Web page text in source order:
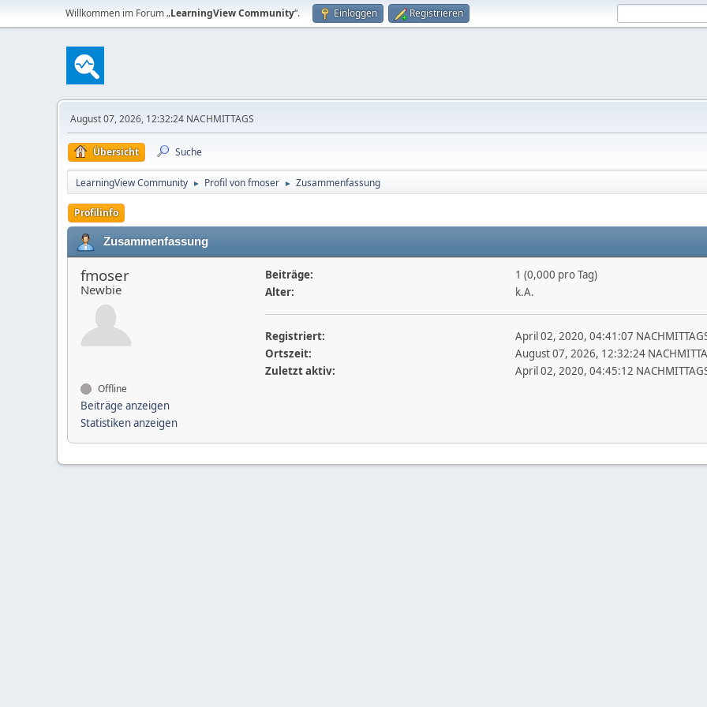
Willkommen im Forum „LearningView Community“. Einloggen Registrieren
August 07, 2026, 12:32:24 NACHMITTAGS
Übersicht Suche
LearningView Community ► Profil von fmoser ► Zusammenfassung
Profilinfo
Zusammenfassung
fmoser
Newbie
Offline
Beiträge anzeigen
Statistiken anzeigen
Beiträge:
1 (0,000 pro Tag)
Alter:
k.A.
Registriert:
April 02, 2020, 04:41:07
Ortszeit:
August 07, 2026, 12:32:24
Zuletzt aktiv:
April 02, 2020, 04:45:12